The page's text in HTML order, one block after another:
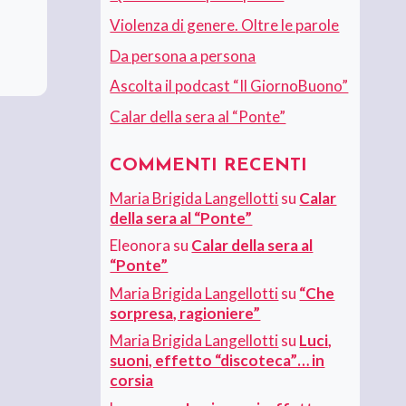
Violenza di genere. Oltre le parole
Da persona a persona
Ascolta il podcast “Il GiornoBuono”
Calar della sera al “Ponte”
COMMENTI RECENTI
Maria Brigida Langellottisu Calar
della sera al “Ponte”
Eleonora su Calar della sera al
“Ponte”
Maria Brigida Langellottisu “Che
sorpresa, ragioniere”
Maria Brigida Langellottisu Luci,
suoni, effetto “discoteca”… in
corsia